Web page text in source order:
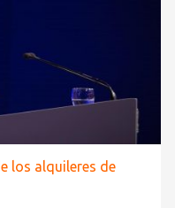
los alquileres de